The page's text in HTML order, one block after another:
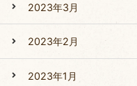
2023年3月
2023年2月
2023年1月